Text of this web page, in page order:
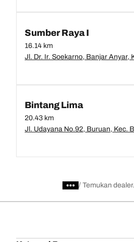
Sumber Raya I
16.14 km
Bintang Lima
20.43 km
/ Temukan dealer